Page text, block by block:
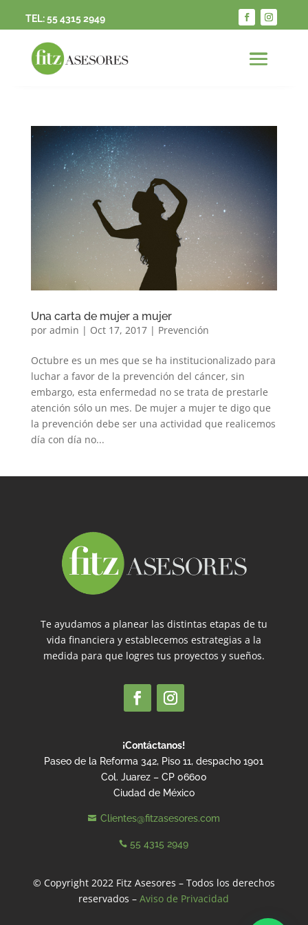
TEL:55 4315 2949
Una carta de mujer a mujer
por admin | Oct 17, 2017| Prevención
Octubre es un mes que se ha institucionalizado para
luchar a favor de la prevención del cáncer, sin
embargo, esta enfermedad no se trata de prestarle
atención sólo un mes. De mujer a mujer te digo que
la prevención debe ser una actividad que realicemos
día con día no...
Te ayudamos a planear las distintas etapas de tu
vida financiera y establecemos estrategias a la
medida para que logres tus proyectos y sueños.
¡Contáctanos!
Paseo de la Reforma 342, Piso 11, despacho 1901
Col. Juarez – CP 06600
Ciudad de México
 Clientes@fitzasesores.com
 55 4315 2949
© Copyright 2022 Fitz Asesores – Todos los derechos
reservados –Aviso de Privacidad